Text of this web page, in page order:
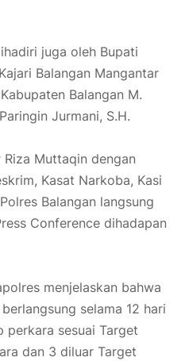
juga oleh Bupati
Balangan Mangantar
Balangan M.
Jurmani, S.H.
Muttaqin dengan
Kasat Narkoba, Kasi
Balangan langsung
Conference dihadapan
menjelaskan bahwa
selama 12 hari
perkara sesuai Target
dan 3 diluar Target